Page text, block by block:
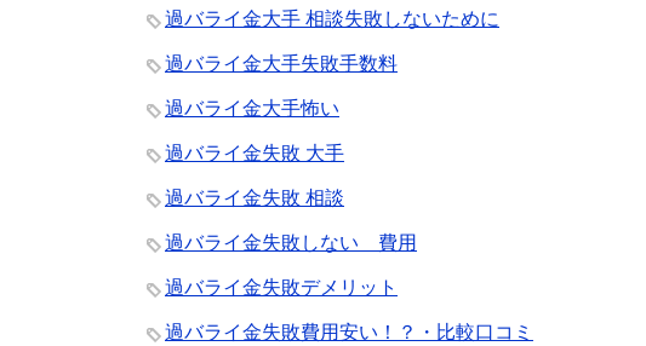
過バライ金大手 相談失敗しないために
過バライ金大手失敗手数料
過バライ金大手怖い
過バライ金失敗 大手
過バライ金失敗 相談
過バライ金失敗しない 費用
過バライ金失敗デメリット
過バライ金失敗費用安い！？・比較口コミ